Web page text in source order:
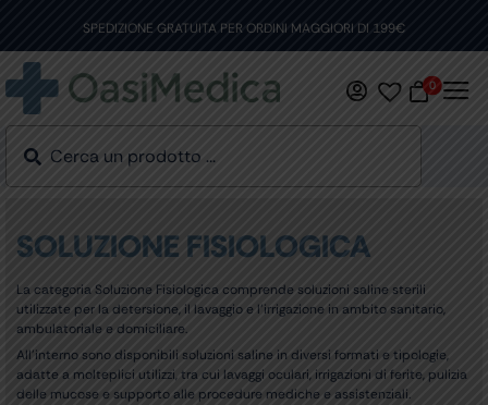
content
SPEDIZIONE GRATUITA PER ORDINI MAGGIORI DI 199€
0
SOLUZIONE FISIOLOGICA
La categoria Soluzione Fisiologica comprende soluzioni saline sterili
utilizzate per la detersione, il lavaggio e l’irrigazione in ambito sanitario,
ambulatoriale e domiciliare.
All’interno sono disponibili soluzioni saline in diversi formati e tipologie,
adatte a molteplici utilizzi, tra cui lavaggi oculari, irrigazioni di ferite, pulizia
delle mucose e supporto alle procedure mediche e assistenziali.